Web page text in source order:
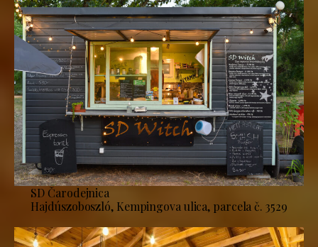
SD Čarodejnica
Hajdúszoboszló, Kempingova ulica, parcela č. 3529